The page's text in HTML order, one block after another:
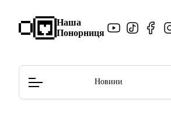
Наша
Понорниця
Новини